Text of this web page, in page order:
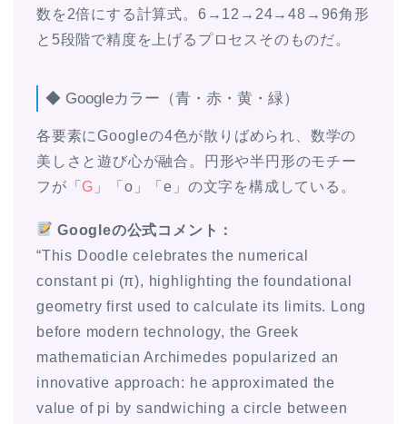
数を2倍にする計算式。6→12→24→48→96角形
と5段階で精度を上げるプロセスそのものだ。
◆ Googleカラー（青・赤・黄・緑）
各要素にGoogleの4色が散りばめられ、数学の
美しさと遊び心が融合。円形や半円形のモチー
フが「G 」「o」「e」の文字を構成している。
Googleの公式コメント：
“This Doodle celebrates the numerical
constant pi (π), highlighting the foundational
geometry first used to calculate its limits. Long
before modern technology, the Greek
mathematician Archimedes popularized an
innovative approach: he approximated the
value of pi by sandwiching a circle between